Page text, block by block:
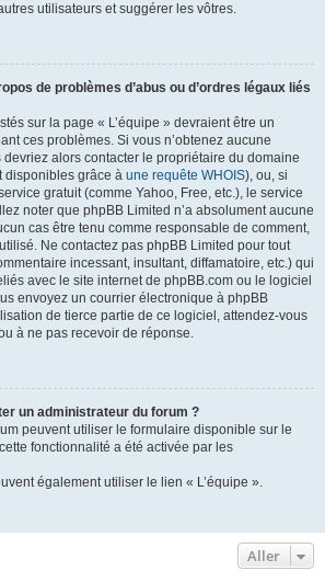
utilisateurs et suggérer les vôtres.
de problèmes d’abus ou d’ordres légaux liés
sur la page « L’équipe » devraient être un
ces problèmes. Si vous n’obtenez aucune
alors contacter le propriétaire du domaine
disponibles grâce à une requête WHOIS), ou, si
gratuit (comme Yahoo, Free, etc.), le service
noter que phpBB Limited n’a absolument aucune
cas être tenu comme responsable de comment,
Ne contactez pas phpBB Limited pour tout
incessant, insultant, diffamatoire, etc.) qui
avec le site internet de phpBB.com ou le logiciel
envoyez un courrier électronique à phpBB
de tierce partie de ce logiciel, attendez-vous
à ne pas recevoir de réponse.
un administrateur du forum ?
peuvent utiliser le formulaire disponible sur le
fonctionnalité a été activée par les
également utiliser le lien « L’équipe ».
Aller